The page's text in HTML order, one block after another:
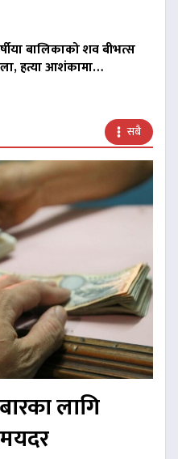
बालिकाको शव बीभत्स
हत्या आशंकामा…
सबै
लागि